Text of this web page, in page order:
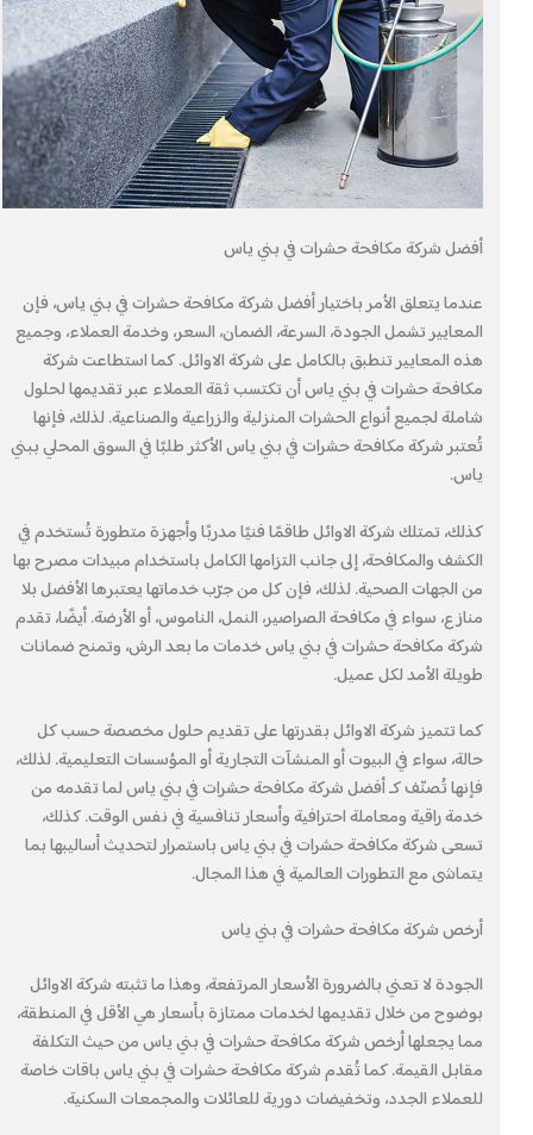
أفضل شركة مكافحة حشرات في بني ياس
عندما يتعلق الأمر باختيار أفضل شركة مكافحة حشرات في بني ياس، فإن
المعايير تشمل الجودة، السرعة، الضمان، السعر، وخدمة العملاء، وجميع
هذه المعايير تنطبق بالكامل على شركة الاوائل. كما استطاعت شركة
مكافحة حشرات في بني ياس أن تكتسب ثقة العملاء عبر تقديمها لحلول
شاملة لجميع أنواع الحشرات المنزلية والزراعية والصناعية. لذلك، فإنها
تُعتبر شركة مكافحة حشرات في بني ياس الأكثر طلبًا في السوق المحلي ببني
ياس.
كذلك، تمتلك شركة الاوائل طاقمًا فنيًا مدربًا وأجهزة متطورة تُستخدم في
الكشف والمكافحة، إلى جانب التزامها الكامل باستخدام مبيدات مصرح بها
من الجهات الصحية. لذلك، فإن كل من جرّب خدماتها يعتبرها الأفضل بلا
منازع، سواء في مكافحة الصراصير، النمل، الناموس، أو الأرضة. أيضًا، تقدم
شركة مكافحة حشرات في بني ياس خدمات ما بعد الرش، وتمنح ضمانات
طويلة الأمد لكل عميل.
كما تتميز شركة الاوائل بقدرتها على تقديم حلول مخصصة حسب كل
حالة، سواء في البيوت أو المنشآت التجارية أو المؤسسات التعليمية. لذلك،
فإنها تُصنّف كـ أفضل شركة مكافحة حشرات في بني ياس لما تقدمه من
خدمة راقية ومعاملة احترافية وأسعار تنافسية في نفس الوقت. كذلك،
تسعى شركة مكافحة حشرات في بني ياس باستمرار لتحديث أساليبها بما
يتماشى مع التطورات العالمية في هذا المجال.
أرخص شركة مكافحة حشرات في بني ياس
الجودة لا تعني بالضرورة الأسعار المرتفعة، وهذا ما تثبته شركة الاوائل
بوضوح من خلال تقديمها لخدمات ممتازة بأسعار هي الأقل في المنطقة،
مما يجعلها أرخص شركة مكافحة حشرات في بني ياس من حيث التكلفة
مقابل القيمة. كما تُقدم شركة مكافحة حشرات في بني ياس باقات خاصة
للعملاء الجدد، وتخفيضات دورية للعائلات والمجمعات السكنية.